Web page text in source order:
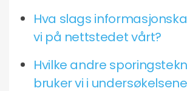
Hva slags
vi på nettstedet vårt?
Hvilke andre
bruker vi i